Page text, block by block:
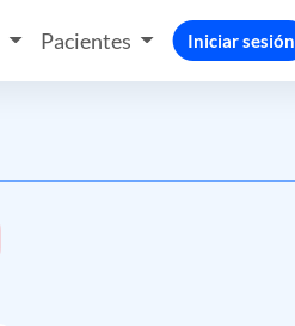
Pacientes Iniciar sesión